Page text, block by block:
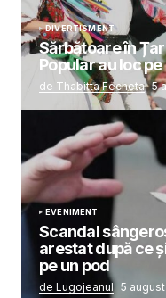
DIVERTISMENT
Sărbătoare în
Popular au loc
de Thabitta Fecheta 5
EVENIMENT
Scandal
arestat după ce
pe un pod
de Lugojeanul 5